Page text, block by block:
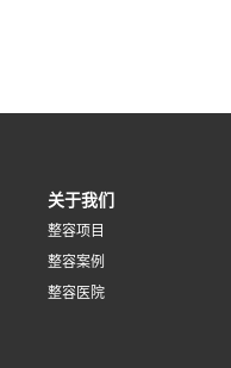
关于我们
整容项目
整容案例
整容医院